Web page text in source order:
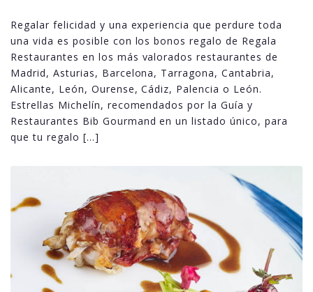
Regalar felicidad y una experiencia que perdure toda
una vida es posible con los bonos regalo de Regala
Restaurantes en los más valorados restaurantes de
Madrid, Asturias, Barcelona, Tarragona, Cantabria,
Alicante, León, Ourense, Cádiz, Palencia o León.
Estrellas Michelín, recomendados por la Guía y
Restaurantes Bib Gourmand en un listado único, para
que tu regalo […]